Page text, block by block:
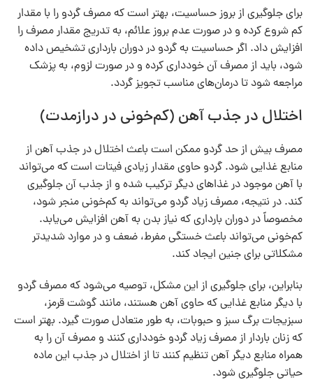
برای جلوگیری از بروز حساسیت، بهتر است که مصرف گردو را با مقدار
کم شروع کرده و در صورت عدم بروز علائم، به تدریج مقدار مصرف را
افزایش داد. اگر حساسیت به گردو در دوران بارداری تشخیص داده
شود، باید از مصرف آن خودداری کرده و در صورت لزوم، به پزشک
مراجعه شود تا درمان‌های مناسب تجویز گردد.
اختلال در جذب آهن (کم‌خونی در درازمدت)
مصرف بیش از حد گردو ممکن است باعث اختلال در جذب آهن از
منابع غذایی شود. گردو حاوی مقدار زیادی فیتات است که می‌تواند
با آهن موجود در غذاهای دیگر ترکیب شده و از جذب آن جلوگیری
کند. در نتیجه، مصرف زیاد گردو می‌تواند به کم‌خونی منجر شود،
مخصوصاً در دوران بارداری که نیاز بدن به آهن افزایش می‌یابد.
کم‌خونی می‌تواند باعث خستگی مفرط، ضعف و در موارد شدیدتر
مشکلاتی برای جنین ایجاد کند.
بنابراین، برای جلوگیری از این مشکل، توصیه می‌شود که مصرف گردو
با دیگر منابع غذایی که حاوی آهن هستند، مانند گوشت قرمز،
سبزیجات برگ سبز و حبوبات، به طور متعادل صورت گیرد. بهتر است
که زنان باردار از مصرف زیاد گردو خودداری کنند و مصرف آن را به
همراه منابع دیگر آهن تنظیم کنند تا از اختلال در جذب این ماده
حیاتی جلوگیری شود.